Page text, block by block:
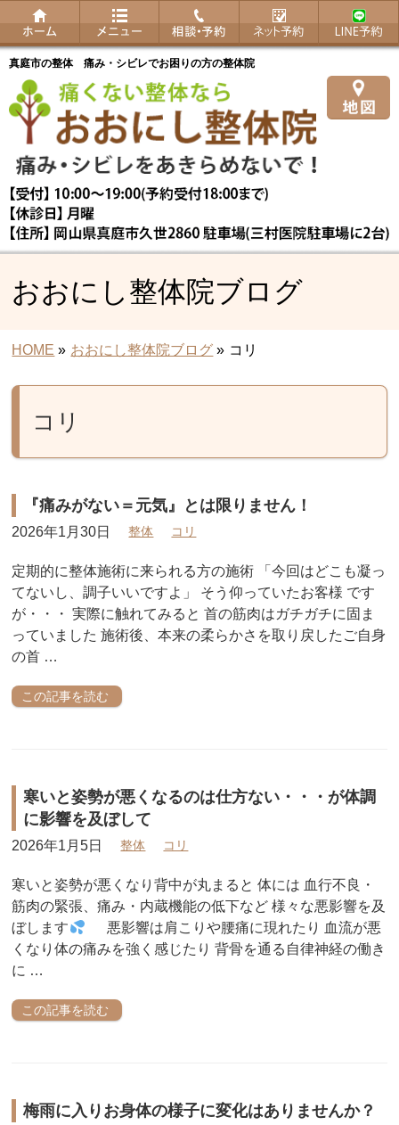
真庭市の整体 痛み・シビレでお困りの方の整体院
おおにし整体院ブログ
HOME » おおにし整体院ブログ » コリ
コリ
『痛みがない＝元気』とは限りません！
2026年1月30日 整体 コリ
定期的に整体施術に来られる方の施術 「今回はどこも凝っ
てないし、調子いいですよ」 そう仰っていたお客様 です
が・・・ 実際に触れてみると 首の筋肉はガチガチに固ま
っていました 施術後、本来の柔らかさを取り戻したご自身
の首 …
この記事を読む
寒いと姿勢が悪くなるのは仕方ない・・・が体調
に影響を及ぼして
2026年1月5日 整体 コリ
寒いと姿勢が悪くなり背中が丸まると 体には 血行不良・
筋肉の緊張、痛み・内蔵機能の低下など 様々な悪影響を及
ぼします
悪影響は肩こりや腰痛に現れたり 血流が悪
くなり体の痛みを強く感じたり 背骨を通る自律神経の働き
に …
この記事を読む
梅雨に入りお身体の様子に変化はありませんか？